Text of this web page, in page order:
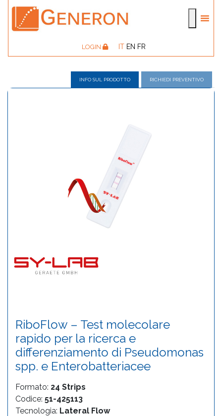
LOGIN IT EN FR
INFO SUL PRODOTTO RICHIEDI PREVENTIVO
RiboFlow – Test molecolare
rapido per la ricerca e
differenziamento di Pseudomonas
spp. e Enterobatteriacee
Formato: 24 Strips
Codice: 51-425113
Tecnologia: Lateral Flow